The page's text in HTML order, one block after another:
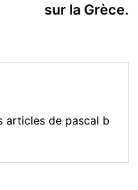
sur la Grèce.
articles de pascal b